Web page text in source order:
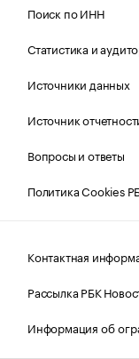
Поиск по ИНН
Статистика и
Источники данных
Источник
Вопросы и ответы
Политика Cookies
Контактная
Рассылка РБК
Информация об